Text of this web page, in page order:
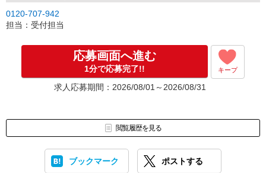
0120-707-942
担当：受付担当
応募画面へ進む
1分で応募完了!! キープ
求人応募期間：2026/08/01～2026/08/31
閲覧履歴を見る
ブックマーク ポストする